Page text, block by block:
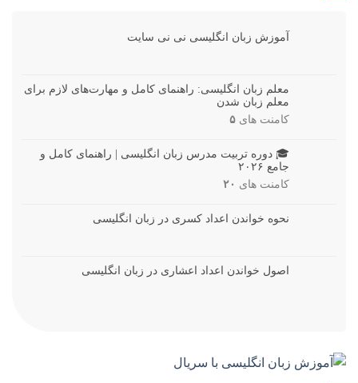
آموزش زبان انگلیسی نی نی سایت
معلم زبان انگلیسی: راهنمای کامل و مهارت‌های لازم برای
معلم زبان شدن
کامنت های ۵
🎓 دوره تربیت مدرس زبان انگلیسی | راهنمای کامل و
جامع ۲۰۲۶
کامنت های ۲۰
نحوه خواندن اعداد کسری در زبان انگلیسی
اصول خواندن اعداد اعشاری در زبان انگلیسی